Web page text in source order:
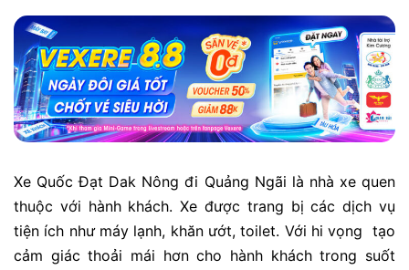
Xe Quốc Đạt Dak Nông đi Quảng Ngãi là nhà xe quen
thuộc với hành khách. Xe được trang bị các dịch vụ
tiện ích như máy lạnh, khăn ướt, toilet. Với hi vọng tạo
cảm giác thoải mái hơn cho hành khách trong suốt